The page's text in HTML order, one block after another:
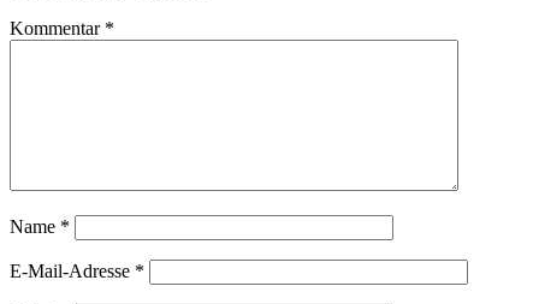
Kommentar *
Name *
E-Mail-Adresse *